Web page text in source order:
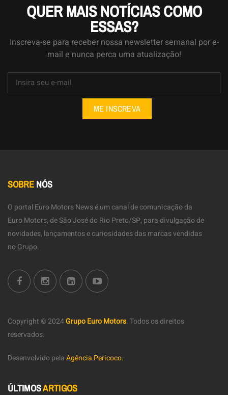
QUER MAIS NOTÍCIAS COMO
ESSAS?
Inscreva-se para receber nossa newsletter semanal por e-
mail e nunca perca uma atualização!
ME INSCREVA
SOBRE NÓS
O portal Euro Motors News é um canal de comunicação da
Euro Motors, de São José do Rio Preto/SP, para divulgação de
novidades, lançamentos e curiosidades das marcas vendidas
no Grupo.
Copyright © 2024Grupo Euro Motors.Todos os direitos
reservados.
Desenvolvido pelaAgência Pericoco.
ÚLTIMOSARTIGOS